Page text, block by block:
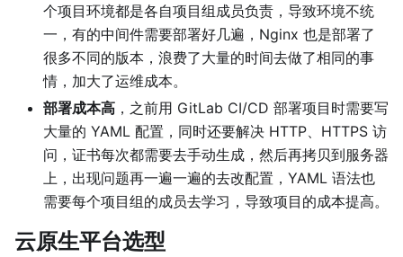
个项目环境都是各自项目组成员负责，导致环境不统
一，有的中间件需要部署好几遍，Nginx 也是部署了
很多不同的版本，浪费了大量的时间去做了相同的事
情，加大了运维成本。
部署成本高 ，之前用 GitLab CI/CD 部署项目时需要写
大量的 YAML 配置，同时还要解决 HTTP、HTTPS 访
问，证书每次都需要去手动生成，然后再拷贝到服务器
上，出现问题再一遍一遍的去改配置，YAML 语法也
需要每个项目组的成员去学习，导致项目的成本提高。
云原生平台选型